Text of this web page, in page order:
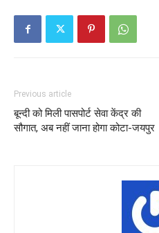
Previous article
बून्दी को मिली पासपोर्ट सेवा केंद्र की
सौगात, अब नहीं जाना होगा कोटा-जयपुर